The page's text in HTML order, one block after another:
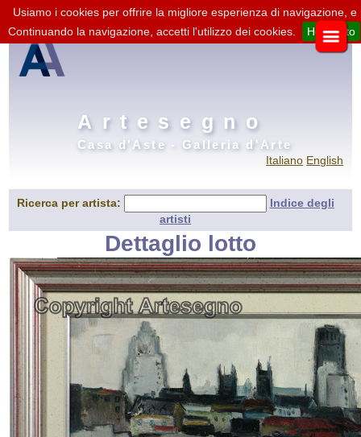
Usiamo i cookies per offrire la migliore esperienza di navigazione,
Continuando la navigazione, accetti l'utilizzo dei cookies.
Ho capito
Artesegno
Casa d'Aste - Galleria d'Arte
Italiano English
Ricerca per artista:
Indice degli
artisti
Dettaglio lotto